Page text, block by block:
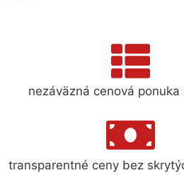
nezáväzná cenová ponuka
transparentné ceny bez